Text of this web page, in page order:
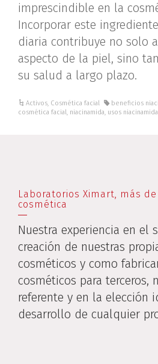
imprescindible en la
Incorporar este
diaria contribuye no solo
aspecto de la piel, sino
su salud a largo plazo.
Activos, Cosmética facial beneficios
cosmética facial, niacinamida, usos niacinamida
Laboratorios Ximart, más
cosmética
Nuestra experiencia en el
creación de nuestras
cosméticos y como
cosméticos para terceros,
referente y en la elección
desarrollo de cualquier